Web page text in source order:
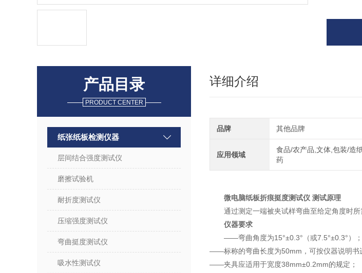
产品目录
PRODUCT CENTER
纸张纸板检测仪器
层间结合强度测试仪
磨擦试验机
耐折度测试仪
压缩强度测试仪
弯曲挺度测试仪
吸水性测试仪
详细介绍
品牌 其他品牌
应用领域
食品/农产品,文体,包装/造
药
微电脑纸板折痕挺度测试仪 测试原理
通过测定一端被夹试样弯曲至给定角度时
仪器要求
——弯曲角度为15°±0.3°（或7.5°±0.3°）；
——标称的弯曲长度为50mm，可按仪器说明书
——夹具应适用于宽度38mm±0.2mm的规定；